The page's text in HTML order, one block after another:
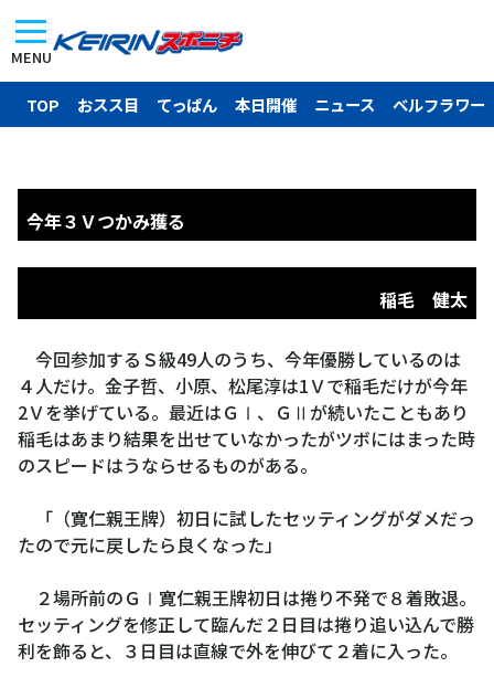
MENU
TOP おスス目 てっぱん 本日開催 ニュース ベルフラワー
今年３Ｖつかみ獲る
稲毛 健太
今回参加するＳ級49人のうち、今年優勝しているのは
４人だけ。金子哲、小原、松尾淳は1Ｖで稲毛だけが今年
2Ｖを挙げている。最近はＧⅠ、ＧⅡが続いたこともあり
稲毛はあまり結果を出せていなかったがツボにはまった時
のスピードはうならせるものがある。
「（寛仁親王牌）初日に試したセッティングがダメだっ
たので元に戻したら良くなった」
２場所前のＧⅠ寛仁親王牌初日は捲り不発で８着敗退。
セッティングを修正して臨んだ２日目は捲り追い込んで勝
利を飾ると、３日目は直線で外を伸びて２着に入った。